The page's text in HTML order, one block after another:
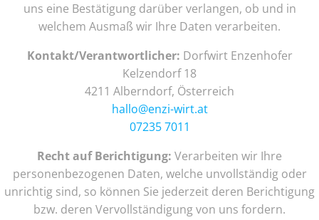
uns eine Bestätigung darüber verlangen, ob und in
welchem Ausmaß wir Ihre Daten verarbeiten.
Kontakt/Verantwortlicher: Dorfwirt Enzenhofer
Kelzendorf 18
4211 Alberndorf, Österreich
hallo@enzi-wirt.at
07235 7011
Recht auf Berichtigung: Verarbeiten wir Ihre
personenbezogenen Daten, welche unvollständig oder
unrichtig sind, so können Sie jederzeit deren Berichtigung
bzw. deren Vervollständigung von uns fordern.